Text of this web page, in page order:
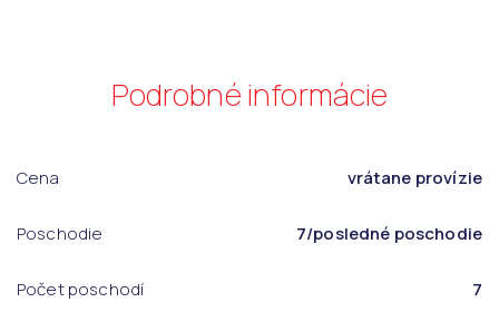
Podrobné informácie
Cena vrátane provízie
Poschodie 7/posledné poschodie
Počet poschodí 7